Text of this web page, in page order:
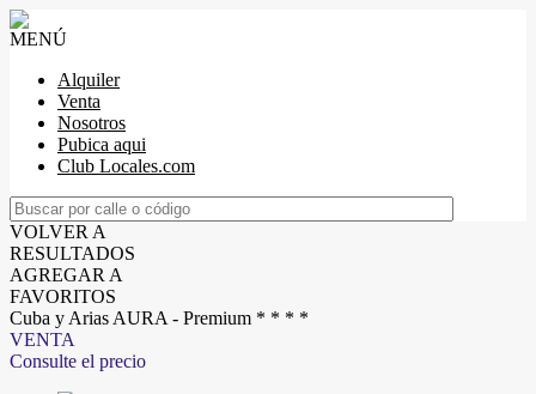
MENÚ
Alquiler
Venta
Nosotros
Pubica aqui
Club Locales.com
VOLVER A
RESULTADOS
AGREGAR A
FAVORITOS
Cuba y Arias AURA - Premium * * * *
VENTA
Consulte el precio